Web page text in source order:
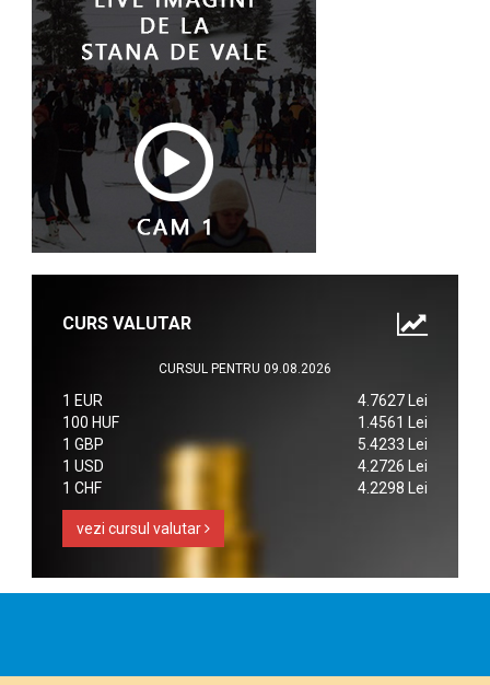
CURS VALUTAR
CURSUL PENTRU 09.08.2026
1 EUR
4.7627 Lei
100 HUF
1.4561 Lei
1 GBP
5.4233 Lei
1 USD
4.2726 Lei
1 CHF
4.2298 Lei
vezi cursul valutar